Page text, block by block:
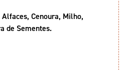
Alfaces, Cenoura, Milho,
de Sementes.